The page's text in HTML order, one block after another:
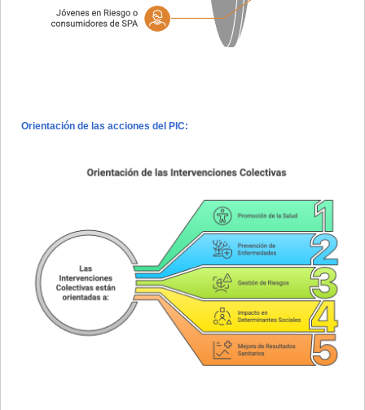
Orientación de las acciones del PIC: